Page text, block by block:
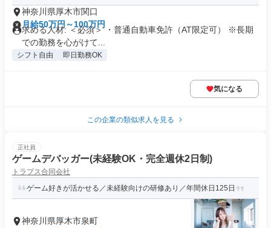
神奈川県厚木市関口
月給50万円～100万円
求める人材: ＜必須＞ ・普通自動車免許（AT限定可） ※長期
での勤務を心がけて...
シフト自由 即日勤務OK
気になる
この企業の類似求人を見る
正社員
ゲームデバッガー(未経験OK・完全週休2日制)
トラプス合同会社
ゲーム好きが活かせる／未経験向けの研修あり／年間休日125日
神奈川県厚木市泉町